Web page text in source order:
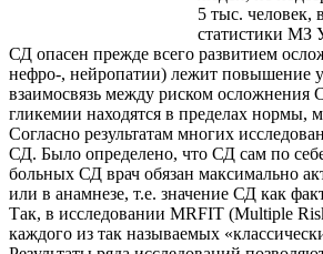
5 тыс. человек,
статистики МЗ
СД опасен прежде всего развитием
нефро-, нейропатии) лежит повышение
взаимосвязь между риском осложнения
гликемии находятся в пределах нормы,
Согласно результатам многих
СД. Было определено, что СД сам по
больных СД врач обязан максимально
или в анамнезе, т.е. значение СД как
Так, в исследовании MRFIT (Multiple
каждого из так называемых